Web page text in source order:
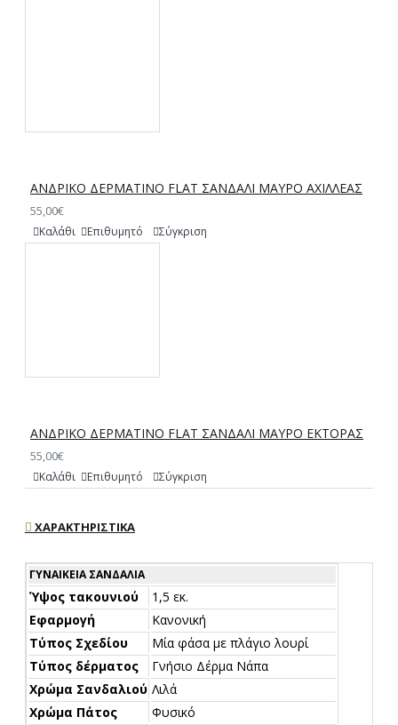
ΑΝΔΡΙΚΟ ΔΕΡΜΑΤΙΝΟ FLAT ΣΑΝΔΑΛΙ ΜΑΥΡΟ ΑΧΙΛΛΕΑΣ
55,00€
Καλάθι Επιθυμητό Σύγκριση
ΑΝΔΡΙΚΟ ΔΕΡΜΑΤΙΝΟ FLAT ΣΑΝΔΑΛΙ ΜΑΥΡΟ ΕΚΤΟΡΑΣ
55,00€
Καλάθι Επιθυμητό Σύγκριση
ΧΑΡΑΚΤΗΡΙΣΤΙΚΆ
ΓΥΝΑΙΚΕΊΑ ΣΑΝΔΆΛΙΑ
Ύψος τακουνιού
1,5 εκ.
Εφαρμογή
Κανονική
Τύπος Σχεδίου
Μία φάσα με πλάγιο λουρί
Τύπος δέρματος
Γνήσιο Δέρμα Νάπα
Χρώμα Σανδαλιού Λιλά
Χρώμα Πάτος
Φυσικό